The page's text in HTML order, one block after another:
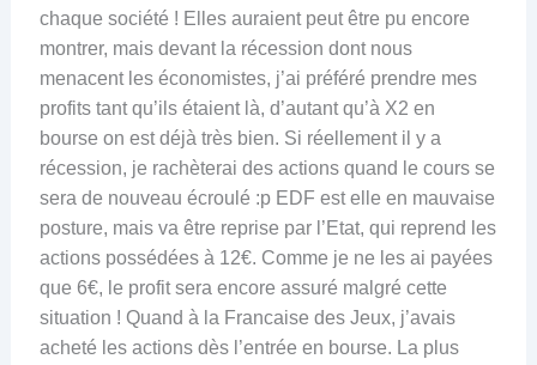
chaque société ! Elles auraient peut être pu encore
montrer, mais devant la récession dont nous
menacent les économistes, j’ai préféré prendre mes
profits tant qu’ils étaient là, d’autant qu’à X2 en
bourse on est déjà très bien. Si réellement il y a
récession, je rachèterai des actions quand le cours se
sera de nouveau écroulé :p EDF est elle en mauvaise
posture, mais va être reprise par l’Etat, qui reprend les
actions possédées à 12€. Comme je ne les ai payées
que 6€, le profit sera encore assuré malgré cette
situation ! Quand à la Francaise des Jeux, j’avais
acheté les actions dès l’entrée en bourse. La plus